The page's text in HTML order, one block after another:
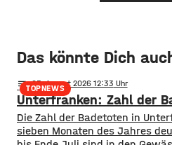
Das könnte Dich
TOPNEWS
notes 05. August 2026 12:33
Unterfranken: Zahl der
Die Zahl der Badetoten in
sieben Monaten des Jahres